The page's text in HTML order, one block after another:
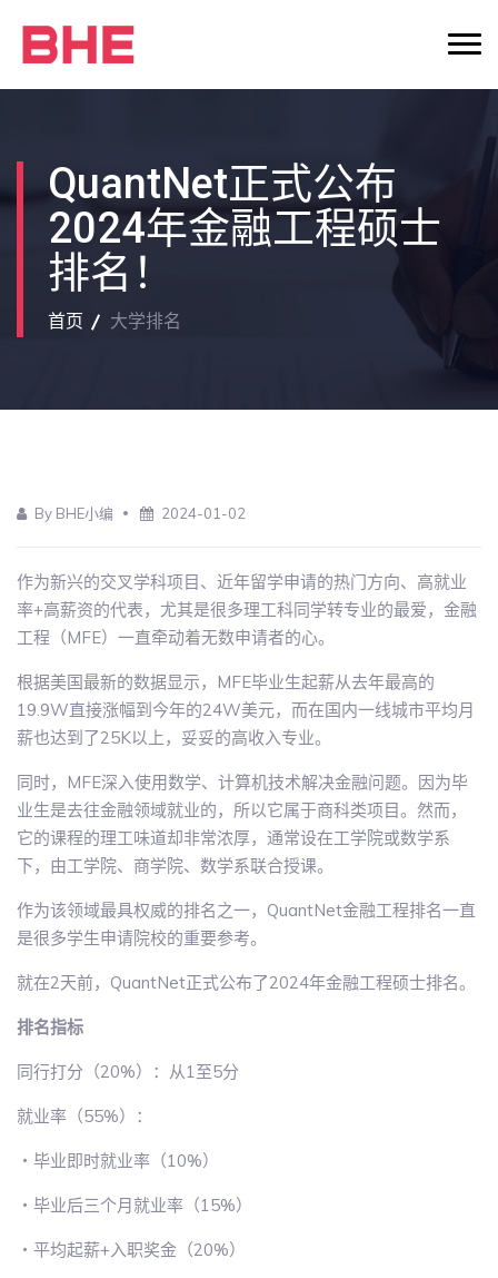
QuantNet正式公布
2024年金融工程硕士
排名！
首页 大学排名
By BHE小编 2024-01-02
作为新兴的交叉学科项目、近年留学申请的热门方向、高就业
率+高薪资的代表，尤其是很多理工科同学转专业的最爱，金融
工程（MFE）一直牵动着无数申请者的心。
根据美国最新的数据显示，MFE毕业生起薪从去年最高的
19.9W直接涨幅到今年的24W美元，而在国内一线城市平均月
薪也达到了25K以上，妥妥的高收入专业。
同时，MFE深入使用数学、计算机技术解决金融问题。因为毕
业生是去往金融领域就业的，所以它属于商科类项目。然而，
它的课程的理工味道却非常浓厚，通常设在工学院或数学系
下，由工学院、商学院、数学系联合授课。
作为该领域最具权威的排名之一，QuantNet金融工程排名一直
是很多学生申请院校的重要参考。
就在2天前，QuantNet正式公布了2024年金融工程硕士排名。
排名指标
同行打分（20%）：从1至5分
就业率（55%）：
・毕业即时就业率（10%）
・毕业后三个月就业率（15%）
・平均起薪+入职奖金（20%）